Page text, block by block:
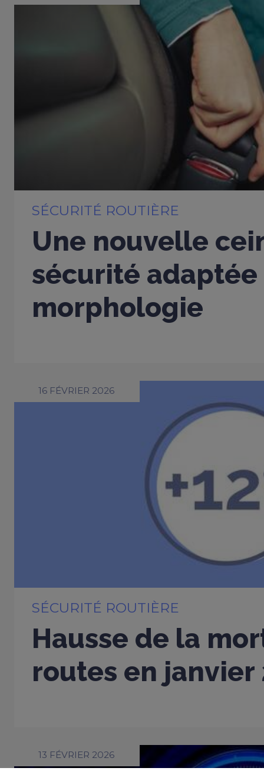
SÉCURITÉ ROUTIÈRE
Une nouvelle
sécurité adaptée
morphologie
16 FÉVRIER 2026
SÉCURITÉ ROUTIÈRE
Hausse de la
routes en janvier
13 FÉVRIER 2026